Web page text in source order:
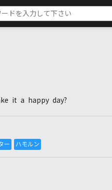
it a happy day?